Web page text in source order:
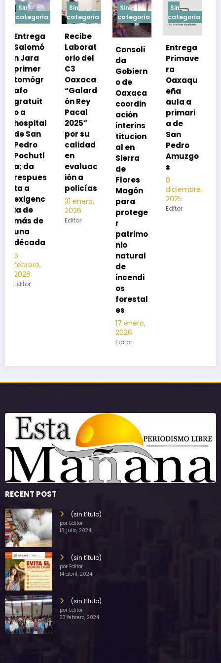
Sin
categoría
Recibe
Laborat
orio del
C3
Oaxaca
“Galard
ón Rey
Pacal
2025”
por su
calidad
en
evaluac
ión a
policías
31 enero,
2026
Editor
Sin
categoría
Consoli
da
Gobiern
o de
Oaxaca
coordin
ación
interins
titucion
al en
Sierra
de
Flores
Magón
para
protege
r
Sin
categoría
Entrega
Primave
ra
Oaxaqu
eña
aula a
primari
a de
San
Pedro
Amuzgo
s
8
diciembre,
2025
Editor
Sin
categoría
Exhorta
SSO a
vacuna
rse de
neumoc
oco
para
preveni
r la
neumon
ía
2025
Editor
RECENT POST
(sin título)
por Editor
18 julio, 2024
(sin título)
por Editor
14 abril, 2024
(sin título)
por Editor
23 febrero, 2024